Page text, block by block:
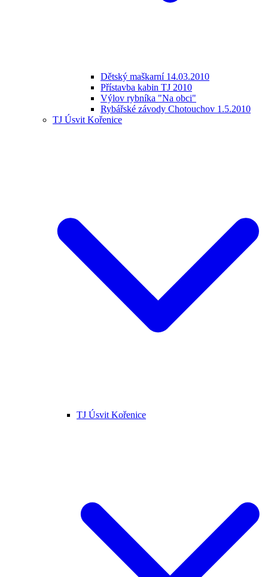
Dětský maškarní 14.03.2010
Přístavba kabin TJ 2010
Výlov rybníka "Na obci"
Rybářské závody Chotouchov 1.5.2010
TJ Úsvit Kořenice
TJ Úsvit Kořenice